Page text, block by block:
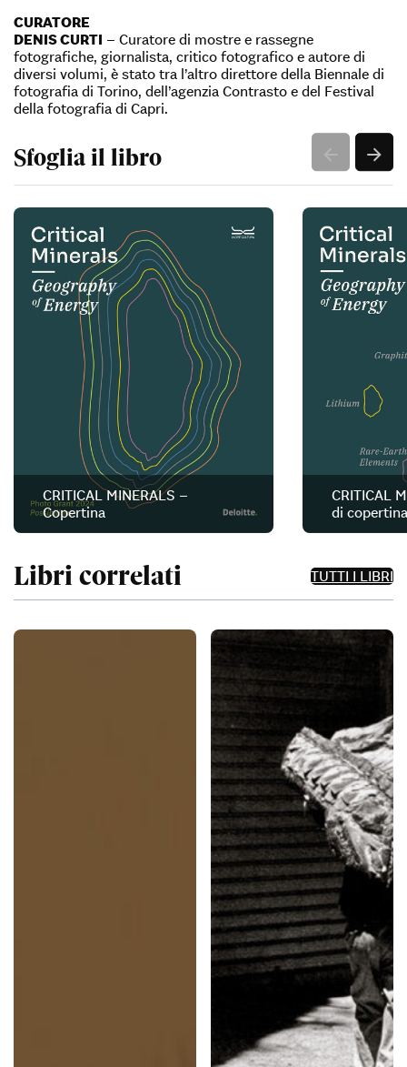
CURATORE
DENIS CURTI – Curatore di mostre e rassegne
fotografiche, giornalista, critico fotografico e autore di
diversi volumi, è stato tra l’altro direttore della Biennale di
fotografia di Torino, dell’agenzia Contrasto e del Festival
della fotografia di Capri.
Sfoglia il libro
CRITICAL MINERALS –
Copertina
CRITICAL
di
Libri correlati TUTTI I LIBRI